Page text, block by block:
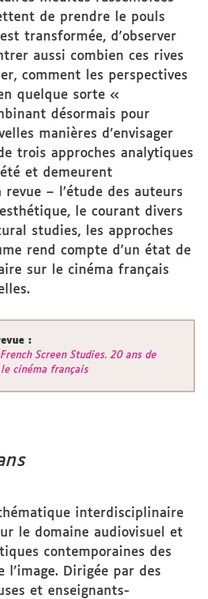
de prendre le pouls
transformée, d’observer
aussi combien ces rives
comment les perspectives
quelque sorte «
désormais pour
manières d’envisager
trois approches analytiques
et demeurent
– l’étude des auteurs
le courant divers
studies, les approches
rend compte d’un état de
sur le cinéma français
:
Screen Studies. 20 ans de
le cinéma français
interdisciplinaire
le domaine audiovisuel et
contemporaines des
l'image. Dirigée par des
et enseignants-